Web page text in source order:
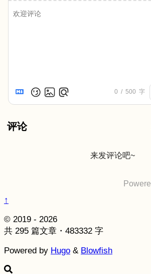
0 / 500 字
评论
来发评论吧~
↑
© 2019 - 2026
共 295 篇文章・483332 字
Powered by Hugo & Blowfish